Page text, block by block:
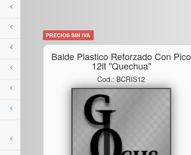
PRECIOS SIN IVA
Balde Plastico Reforzado Con Pico
12lt "quechua"
Cod.: BCRIS12